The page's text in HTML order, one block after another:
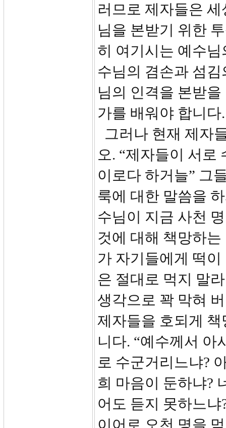
러므로 제자들은
님을 본받기 위한
히 여기시는 예수
수님의 겸손과 섬
님의 인격을 본받
가를 배워야 합니
그러나 현재 제자
오. “제자들이 서로
이로다 하거늘” 그
룩에 대한 말씀을
수님이 지금 사천
것에 대해 책망하
가 자기들에게 떡
은 절대로 먹지 말
생각으로 꽉 막혀
제자들을 호되게
니다. “예수께서 아
로 수군거리느냐?
희 마음이 둔하냐?
어도 듣지 못하느
이어로 오천 명을